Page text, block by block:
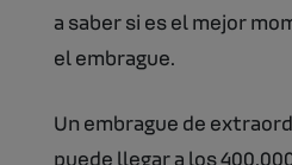
a saber si es el mejor
el embrague.
Un embrague de
puede llegar a los